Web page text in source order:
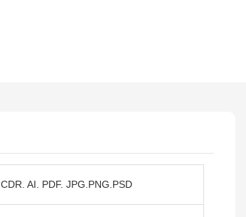
CDR. AI. PDF. JPG.PNG.PSD